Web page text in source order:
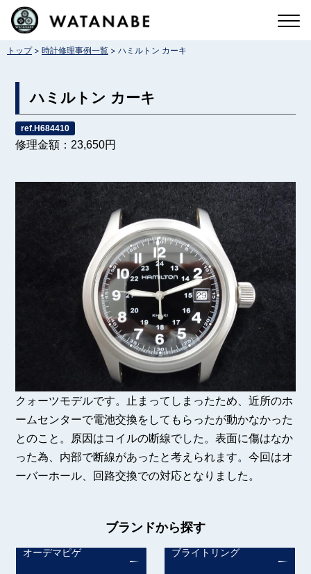
コ
テトップ> 時計修理事例一覧 > ハミルトン カーキ
ハミルトン カーキ
ref.H684410
修理金額：23,650円
クォーツモデルです。止まってしまったため、近所のホ
ームセンターで電池交換をしてもらったが動かなかった
とのこと。原因はコイルの断線でした。表面に傷はなか
った為、内部で断線があったと考えられます。今回はオ
ーバーホール、回路交換での対応となりました。
ブランドから探す
オーデマピゲ ブライトリング